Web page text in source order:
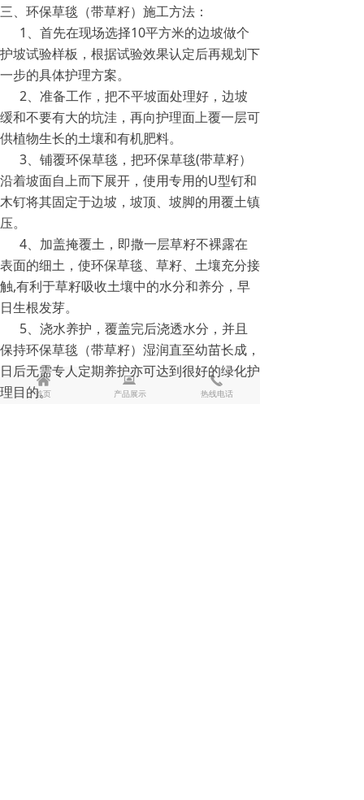
三、环保草毯（带草籽）施工方法：
1、首先在现场选择10平方米的边坡做个
护坡试验样板，根据试验效果认定后再规划下
一步的具体护理方案。
2、准备工作，把不平坡面处理好，边坡
缓和不要有大的坑洼，再向护理面上覆一层可
供植物生长的土壤和有机肥料。
3、铺覆环保草毯，把环保草毯(带草籽）
沿着坡面自上而下展开，使用专用的U型钉和
木钉将其固定于边坡，坡顶、坡脚的用覆土镇
压。
4、加盖掩覆土，即撒一层草籽不裸露在
表面的细土，使环保草毯、草籽、土壤充分接
触,有利于草籽吸收土壤中的水分和养分，早
日生根发芽。
5、浇水养护，覆盖完后浇透水分，并且
保持环保草毯（带草籽）湿润直至幼苗长成，
日后无需专人定期养护亦可达到很好的绿化护
理目的。
낀
首页
뀵
产品展示
끅
热线电话